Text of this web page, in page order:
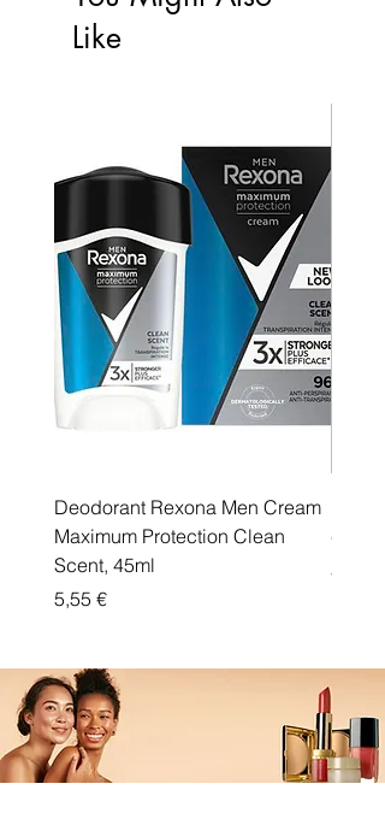
Like
Deodorant Rexona Men Cream
Maximum Protection Clean
Scent, 45ml
Price
5,55 €
Price
5,55 €